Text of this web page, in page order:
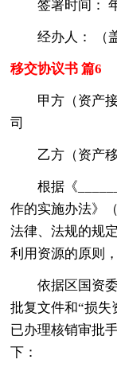
签署时间：
经办人： （
移交协议书 篇6
甲方（资产
司
乙方（资产
根据《
作的实施办法》
法律、法规的规
利用资源的原则
依据区国资
批复文件和“损失
已办理核销审批
下：